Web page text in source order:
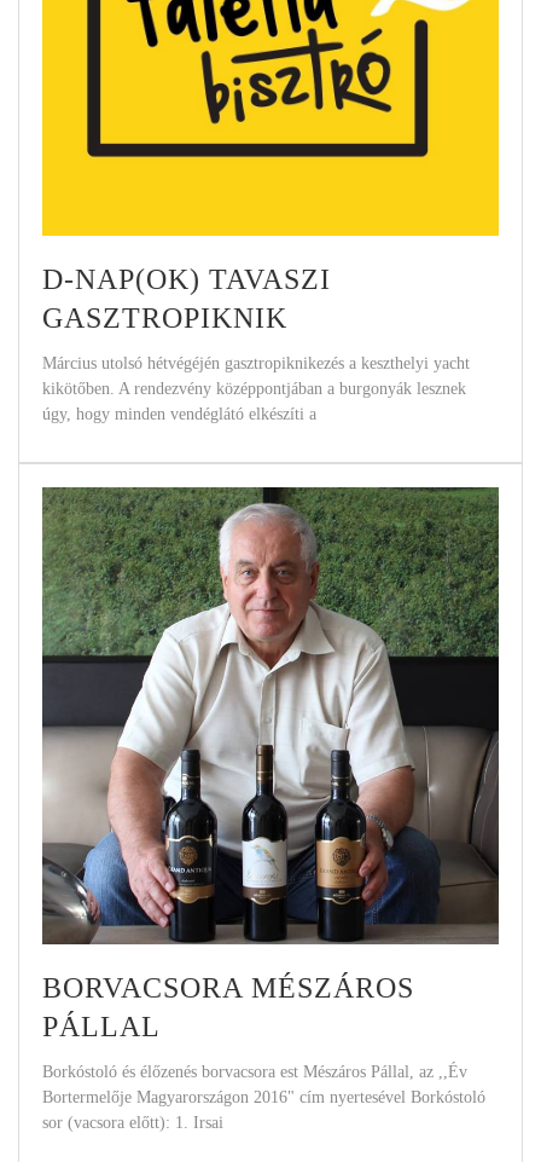
D-NAP(OK) TAVASZI
GASZTROPIKNIK
Március utolsó hétvégéjén gasztropiknikezés a keszthelyi yacht
kikötőben. A rendezvény középpontjában a burgonyák lesznek
úgy, hogy minden vendéglátó elkészíti a
BORVACSORA MÉSZÁROS
PÁLLAL
Borkóstoló és élőzenés borvacsora est Mészáros Pállal, az ,,Év
Bortermelője Magyarországon 2016" cím nyertesével Borkóstoló
sor (vacsora előtt): 1. Irsai